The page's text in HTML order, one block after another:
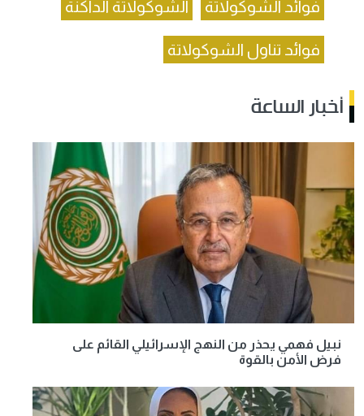
فوائد الشوكولاتة الشوكولاتة الداكنة
فوائد تناول الشوكولاتة
أخبار الساعة
نبيل فهمي يحذر من النهج الإسرائيلي القائم على
فرض الأمن بالقوة